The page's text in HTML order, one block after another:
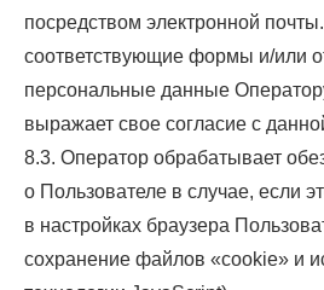
посредством электронной
соответствующие формы и/или
персональные данные
выражает свое согласие с
8.3. Оператор обрабатывает
о Пользователе в случае, если
в настройках браузера
сохранение файлов «cookie» и